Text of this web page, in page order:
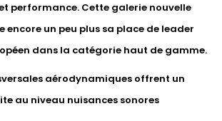
performance. Cette galerie nouvelle
encore un peu plus sa place de leader
dans la catégorie haut de gamme.
aérodynamiques offrent un
au niveau nuisances sonores